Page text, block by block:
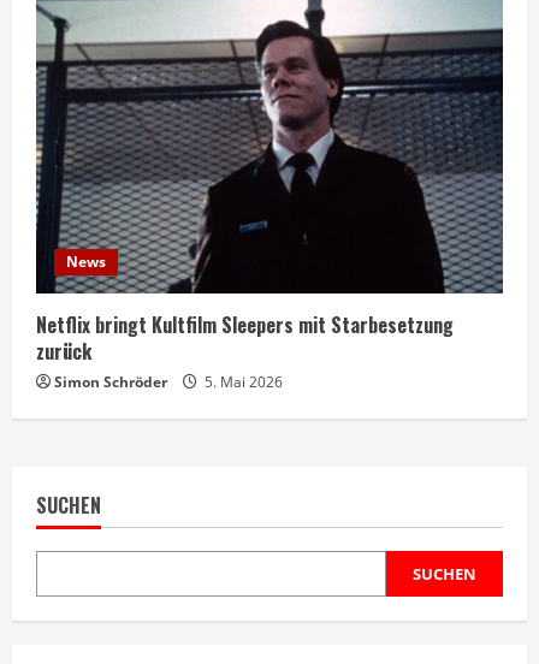
News
Netflix bringt Kultfilm Sleepers mit Starbesetzung
zurück
Simon Schröder 5. Mai 2026
SUCHEN
SUCHEN